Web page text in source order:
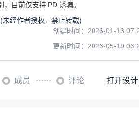
目前仅支持 PD 诱骗。
(未经作者授权，禁止转载)
创建时间： 2026-01-13
更新时间： 2026-05-19
成员 评论 打开设计